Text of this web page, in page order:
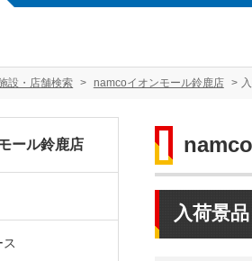
設・店舗検索 namcoイオンモール鈴鹿店
入荷景
ール鈴鹿店